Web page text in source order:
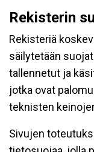
Rekisterin
Rekisteriä
säilytetään
tallennetut ja
jotka ovat
teknisten
Sivujen